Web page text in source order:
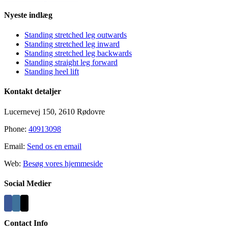
Nyeste indlæg
Standing stretched leg outwards
Standing stretched leg inward
Standing stretched leg backwards
Standing straight leg forward
Standing heel lift
Kontakt detaljer
Lucernevej 150, 2610 Rødovre
Phone: 40913098
Email: Send os en email
Web: Besøg vores hjemmeside
Social Medier
Contact Info